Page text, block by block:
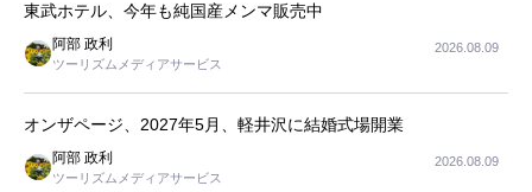
東武ホテル、今年も純国産メンマ販売中
阿部 政利
ツーリズムメディアサービス
2026.08.09
オンザページ、2027年5月、軽井沢に結婚式場開業
阿部 政利
ツーリズムメディアサービス
2026.08.09